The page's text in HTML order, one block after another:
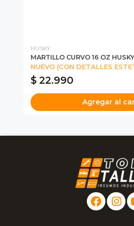
HUSKY
MARTILLO CURVO 16 OZ
NUEVO (CON DETALLES
$ 22.990
Agregar al